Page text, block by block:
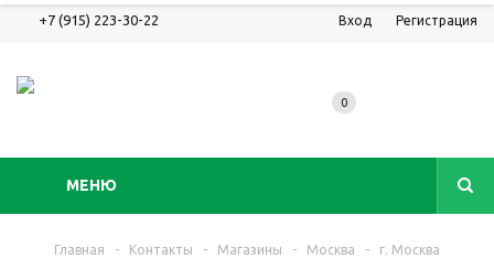
+7 (915) 223-30-22 Вход Регистрация
МЕНЮ
0
Главная - Контакты - Магазины - Москва - г. Москва